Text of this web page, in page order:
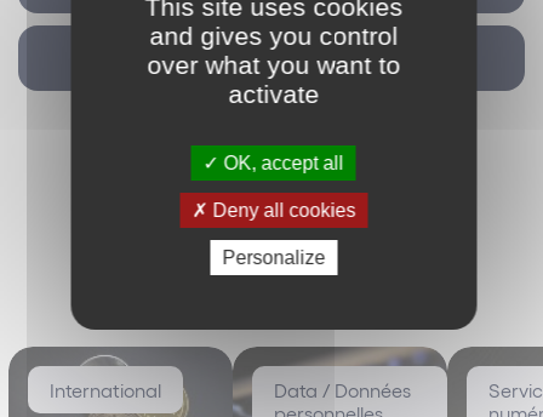
LOISIRS :
Théâtre
Voyages hors des sentiers battus
TRAITS DE CARACTÈRE :
Retour
Les plus vus
International
Data / Données
This site uses cookies
and gives you control
over what you want to
activate
OK, accept all
Deny all cookies
Personalize